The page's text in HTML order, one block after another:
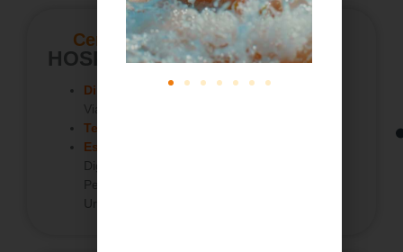
Centro Hospitalario:
HOSPITAL VITHAS ALMERÍA
Dirección:
Carretera el Mami, Km. 1, 04120,
Teléfono:
Especialidades
Digestivo – Endocrinología – Neumología –
Pediatría – Puericultura – Traumatología –
Urgencias